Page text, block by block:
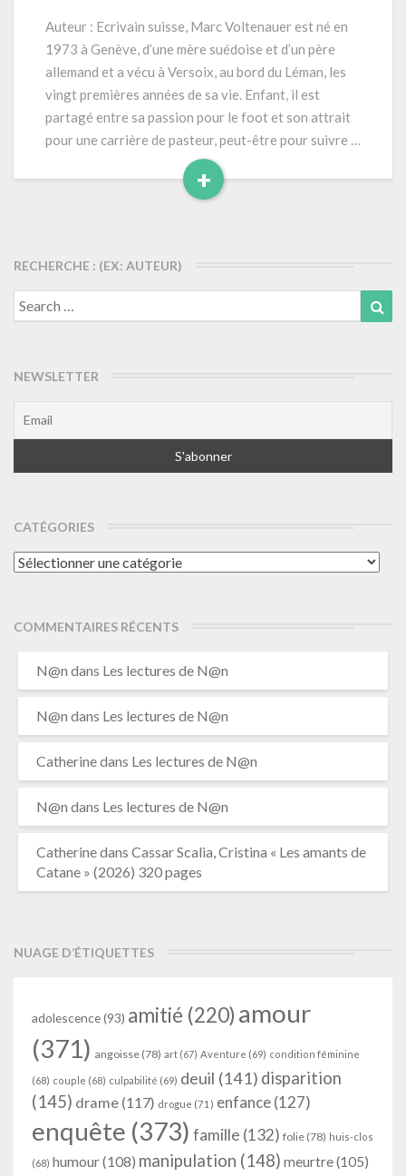
de
Kinga»
(RL2020)
Auteur : Ecrivain suisse, Marc Voltenauer est né en
1973 à Genève, d’une mère suédoise et d’un père
allemand et a vécu à Versoix, au bord du Léman, les
vingt premières années de sa vie. Enfant, il est
partagé entre sa passion pour le foot et son attrait
pour une carrière de pasteur, peut-être pour suivre …
+
Read
RECHERCHE : (EX: AUTEUR)
Search
for:
NEWSLETTER
CATÉGORIES
Catégories
COMMENTAIRES RÉCENTS
N@n dans Les lectures de N@n
N@n dans Les lectures de N@n
Catherinedans Les lectures de N@n
N@n dans Les lectures de N@n
Catherinedans Cassar Scalia, Cristina « Les amants de
Catane » (2026) 320 pages
NUAGE D’ÉTIQUETTES
adolescence(93) amitié (220) amour
(371) angoisse (78) art (67) Aventure (69) condition féminine
(68) couple (68) culpabilité (69) deuil (141) disparition
(145) drame (117) drogue (71) enfance(127)
enquête (373) famille (132) folie (78) huis-clos
(68) humour(108) manipulation (148) meurtre(105)